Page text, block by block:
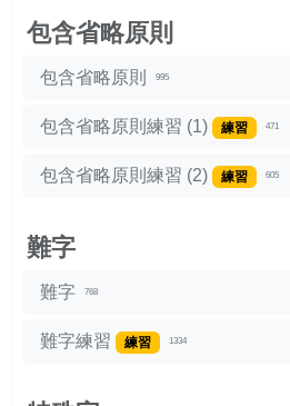
包含省略原則
包含省略原則 995
包含省略原則練習 (1) 練習 471
包含省略原則練習 (2) 練習 605
難字
難字 768
難字練習 練習 1334